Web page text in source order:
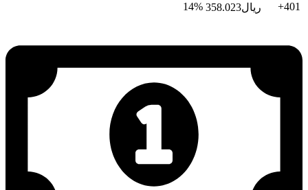
401+
ریال358.023
14%